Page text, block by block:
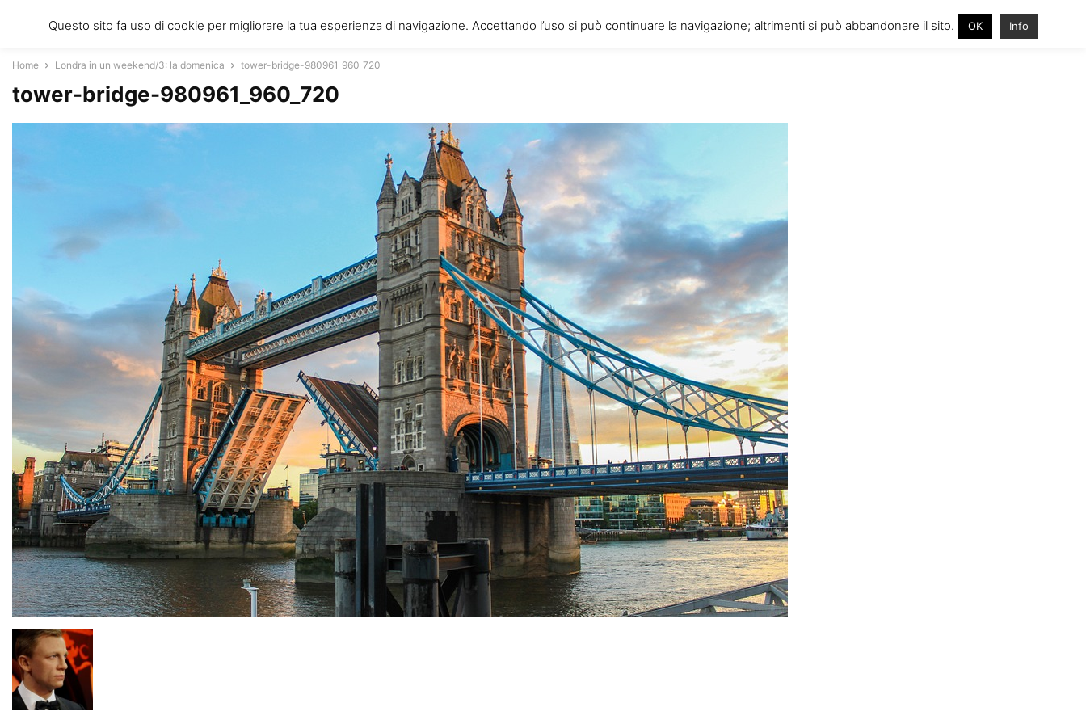
ITALIANI A LONDRA
Il blog degli Italiani nella rebel city
Home Londra in un weekend/3: la domenica tower-bridge-980961_960_720
tower-bridge-980961_960_720
Questo sito fa uso di cookie per migliorare la tua esperienza di navigazione. Accettando l’uso si può continuare la navigazione; altrimenti si può abbandonare il sito. OK Info